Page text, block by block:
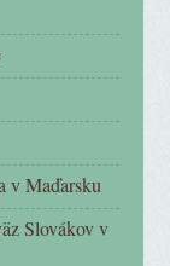
v Maďarsku
Slovákov v